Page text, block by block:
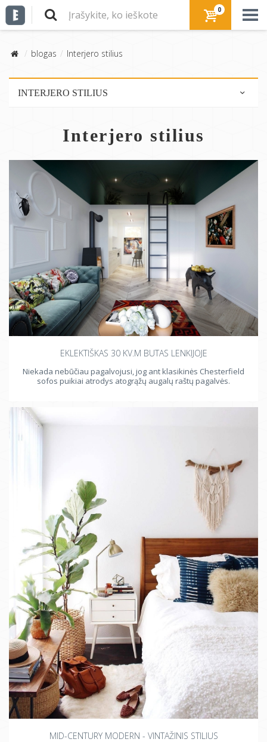
0
blogas Interjero stilius
INTERJERO STILIUS
Modernus stilius
Industrinis stilius
Perdirbta/ekologiška
Rustic stilius
Mid-century modern
Eklektiškas stilius
Sena - nauja
Romantiškas stilius
Glamūrinis stilius
Japandi
Interjero stilius
EKLEKTIŠKAS 30 KV.M BUTAS LENKIJOJE
Niekada nebūčiau pagalvojusi, jog ant klasikinės Chesterfield
sofos puikiai atrodys atogrąžų augalų raštų pagalvės.
MID-CENTURY MODERN - VINTAŽINIS STILIUS